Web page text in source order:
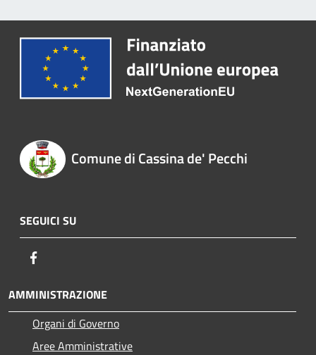
Comune di Cassina de' Pecchi
SEGUICI SU
AMMINISTRAZIONE
Organi di Governo
Aree Amministrative